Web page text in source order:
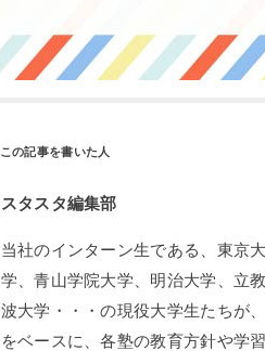
スタスタ編集部
当社のインターン生である、東京
学、青山学院大学、明治大学、立
波大学・・・の現役大学生たちが
をベースに、各塾の教育方針や学